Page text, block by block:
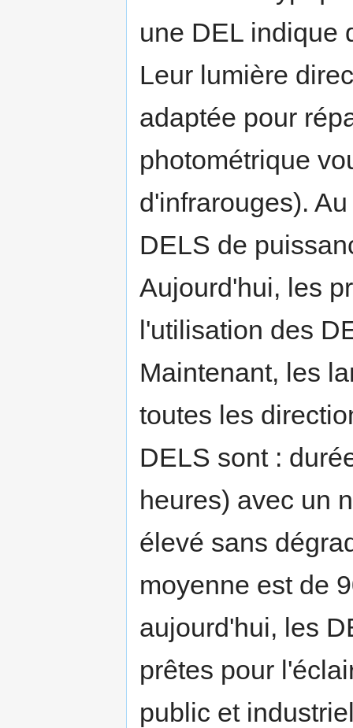
une DEL indique
Leur lumière
adaptée pour
photométrique
d'infrarouges).
DELS de
Aujourd'hui, les
l'utilisation des
Maintenant, les
toutes les
DELS sont :
heures) avec un
élevé sans
moyenne est de
aujourd'hui, les
prêtes pour
public et